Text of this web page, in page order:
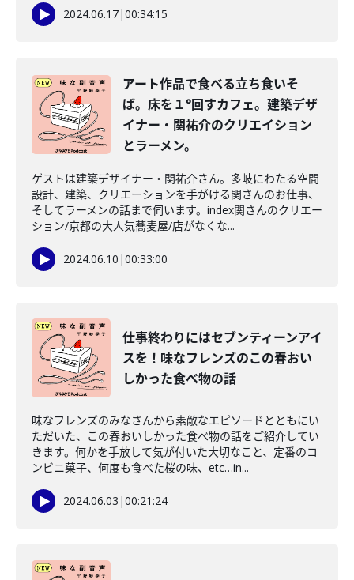
2024.06.17|00:34:15
アート作品で食べる立ち食いそ
ば。床を１°回すカフェ。建築デザ
イナー・関祐介のクリエイション
とラーメン。
ゲストは建築デザイナー・関祐介さん。多岐にわたる空間
設計、建築、クリエーションを手がける関さんのお仕事、
そしてラーメンの話まで伺います。index関さんのクリエー
ション/京都の大人気蕎麦屋/店がなくな...
2024.06.10 |00:33:00
仕事終わりにはセブンティーンアイ
スを！味なフレンズのこの春おい
しかった食べ物の話
味なフレンズのみなさんから素敵なエピソードとともにい
ただいた、この春おいしかった食べ物の話をご紹介してい
きます。何かを手放して気が付いた大切なこと、定番のコ
ンビニ菓子、何度も食べた桜の味、etc…in...
2024.06.03 |00:21:24